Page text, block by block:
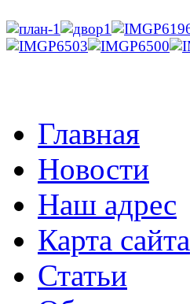
Главная
Новости
Наш адрес
Карта сайта
Статьи